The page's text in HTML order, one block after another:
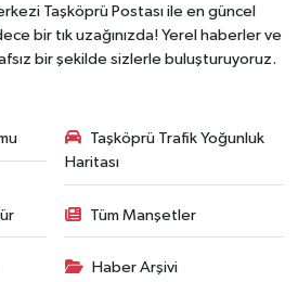
Taşköprü Postası ile en güncel
bir tık uzağınızda! Yerel haberler ve
bir şekilde sizlerle buluşturuyoruz.
Taşköprü Trafik Yoğunluk
Haritası
Tüm Manşetler
Haber Arşivi